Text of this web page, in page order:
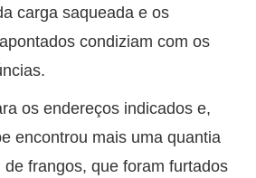
carga saqueada e os
condiziam com os
os endereços indicados e,
encontrou mais uma quantia
frangos, que foram furtados